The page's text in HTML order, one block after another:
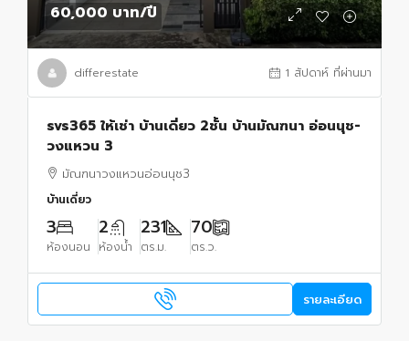
60,000 บาท/ปี
differestate 1 สัปดาห์ ที่ผ่านมา
svs365 ให้เช่า บ้านเดี่ยว 2ชั้น บ้านมัณฑนา อ่อนนุช-
วงแหวน 3
มัณฑนาวงแหวนอ่อนนุช3
บ้านเดี่ยว
3
ห้องนอน
2
ห้องน้ำ
231
ตร.ม.
70
ตร.ว.
รายละเอียด